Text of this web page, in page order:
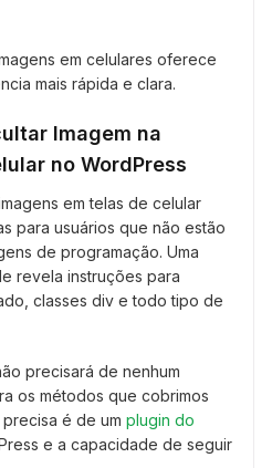
em celulares oferece
mais rápida e clara.
Imagem na
no WordPress
em telas de celular
para usuários que não estão
de programação. Uma
revela instruções para
classes div e todo tipo de
precisará de nenhum
os métodos que cobrimos
é de um plugin do
e a capacidade de seguir